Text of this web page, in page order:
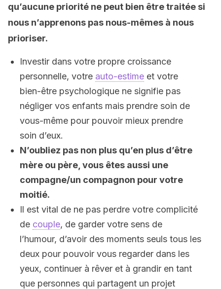
qu’aucune priorité ne peut bien être traitée si
nous n’apprenons pas nous-mêmes à nous
prioriser.
Investir dans votre propre croissance
personnelle, votre auto-estime et votre
bien-être psychologique ne signifie pas
négliger vos enfants mais prendre soin de
vous-même pour pouvoir mieux prendre
soin d’eux.
N’oubliez pas non plus qu’en plus d’être
mère ou père, vous êtes aussi une
compagne/un compagnon pour votre
moitié.
Il est vital de ne pas perdre votre complicité
de couple, de garder votre sens de
l’humour, d’avoir des moments seuls tous les
deux pour pouvoir vous regarder dans les
yeux, continuer à rêver et à grandir en tant
que personnes qui partagent un projet